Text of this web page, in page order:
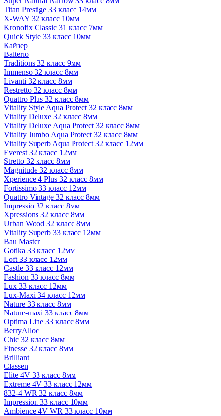
Titan Prestige 33 класс 14мм
X-WAY 32 класс 10мм
Kronofix Classic 31 класс 7мм
Quick Style 33 класс 10мм
Кайзер
Balterio
Traditions 32 класс 9мм
Immenso 32 класс 8мм
Livanti 32 класс 8мм
Restretto 32 класс 8мм
Quattro Plus 32 класс 8мм
Vitality Style Aqua Protect 32 класс 8мм
Vitality Deluxe 32 класс 8мм
Vitality Deluxe Aqua Protect 32 класс 8мм
Vitality Jumbo Aqua Protect 32 класс 8мм
Vitality Superb Aqua Protect 32 класс 12мм
Everest 32 класс 12мм
Stretto 32 класс 8мм
Magnitude 32 класс 8мм
Xperience 4 Plus 32 класс 8мм
Fortissimo 33 класс 12мм
Quattro Vintage 32 класс 8мм
Impressio 32 класс 8мм
Xpressions 32 класс 8мм
Urban Wood 32 класс 8мм
Vitality Superb 33 класс 12мм
Bau Master
Gotika 33 класс 12мм
Loft 33 класс 12мм
Castle 33 класс 12мм
Fashion 33 класс 8мм
Lux 33 класс 12мм
Lux-Maxi 34 класс 12мм
Nature 33 класс 8мм
Nature-maxi 33 класс 8мм
Optima Line 33 класс 8мм
BerryAlloc
Chic 32 класс 8мм
Finesse 32 класс 8мм
Brilliant
Classen
Elite 4V 33 класс 8мм
Extreme 4V 33 класс 12мм
832-4 WR 32 класс 8мм
Impression 33 класс 10мм
Ambience 4V WR 33 класс 10мм